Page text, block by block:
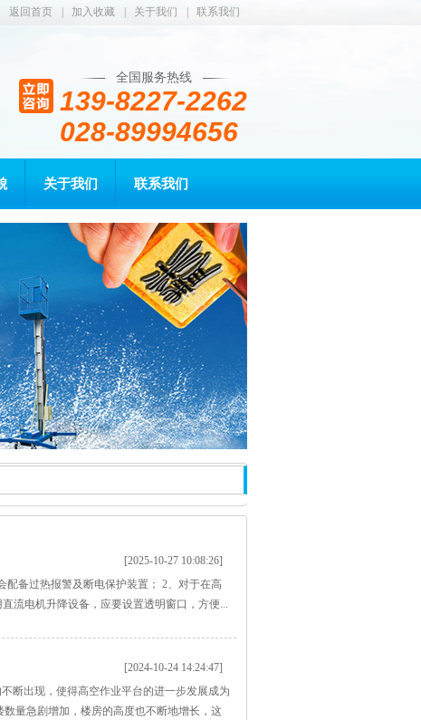
返回首页 加入收藏 关于我们 联系我们
全国服务热线
139-8227-2262
028-89994656
关于我们 联系我们
[2025-10-27 10:08:26]
配备过热报警及断电保护装置； 2、对于在高
流电机升降设备，应要设置透明窗口，方便...
[2024-10-24 14:24:47]
断出现，使得高空作业平台的进一步发展成为
量急剧增加，楼房的高度也不断地增长，这